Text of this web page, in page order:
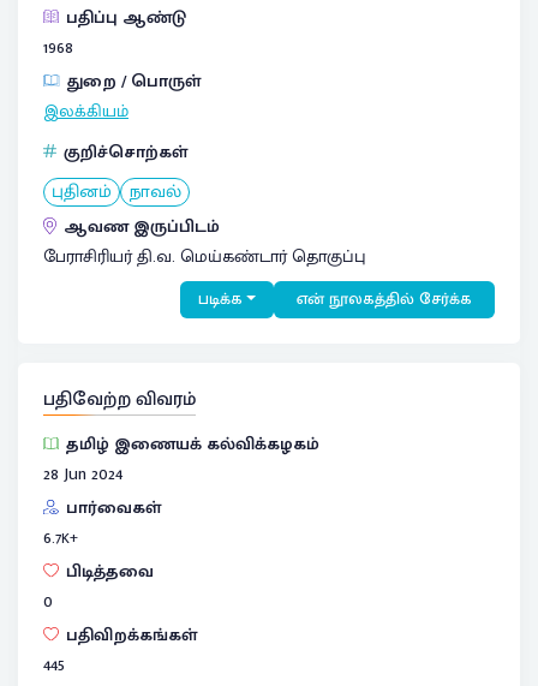
பதிப்பு ஆண்டு
1968
துறை / பொருள்
இலக்கியம்
குறிச்சொற்கள்
புதினம் நாவல்
ஆவண இருப்பிடம்
பேராசிரியர் தி.வ. மெய்கண்டார் தொகுப்பு
படிக்க என் நூலகத்தில் சேர்க்க
பதிவேற்ற விவரம்
தமிழ் இணையக் கல்விக்கழகம்
28 Jun 2024
பார்வைகள்
6.7K+
பிடித்தவை
0
பதிவிறக்கங்கள்
445